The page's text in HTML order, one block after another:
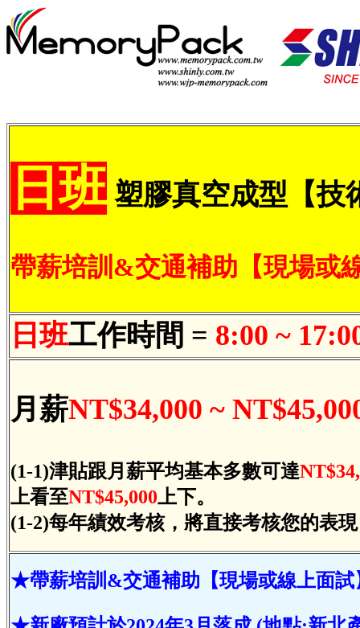
日班 塑膠真空成型【技
帶薪培訓&交通補助【現場或
日班工作時間 = 8:00 ~
月薪NT$34,000 ~
(1-1)津貼跟月薪平均基本多數可達
上看至NT$45,000上下。
(1-2)每年績效考核，將直接考核您的表
★帶薪培訓&交通補助【現場或線上面試